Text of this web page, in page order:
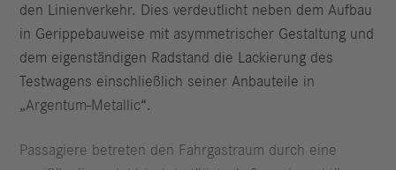
den Linienverkehr. Dies verdeutlicht neben dem Aufbau
in Gerippebauweise mit asymmetrischer Gestaltung und
dem eigenständigen Radstand die Lackierung des
Testwagens einschließlich seiner Anbauteile in
„Argentum-Metallic“.
Passagiere betreten den Fahrgastraum durch eine